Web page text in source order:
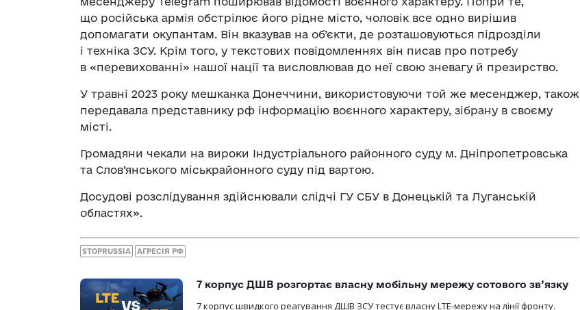
що російська армія обстрілює його рідне місто, чоловік все одно вирішив
допомагати окупантам. Він вказував на об’єкти, де розташовуються підрозділи
і техніка ЗСУ. Крім того, у текстових повідомленнях він писав про потребу
в «перевихованні» нашої нації та висловлював до неї свою зневагу й презирство.
У травні 2023 року мешканка Донеччини, використовуючи той же месенджер, також
передавала представнику рф інформацію воєнного характеру, зібрану в своєму
місті.
Громадяни чекали на вироки Індустріального районного суду м. Дніпропетровська
та Слов’янського міськрайонного суду під вартою.
Досудові розслідування здійснювали слідчі ГУ СБУ в Донецькій та Луганській
областях».
STOPRUSSIA АГРЕСІЯ РФ
7 корпус ДШВ розгортає власну мобільну мережу сотового зв’язку
7 корпус швидкого реагування ДШВ ЗСУ тестує власну LTE-мережу на лінії фронту.